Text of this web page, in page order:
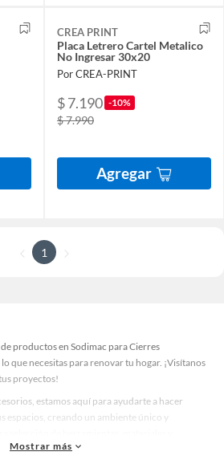
CREA PRINT
Placa Letrero Cartel Metalico
No Ingresar 30x20
Por CREA-PRINT
$ 7.190 -10%
$ 7.990
Agregar
1
productos en Sodimac para Cierres
que necesitas para renovar tu hogar. ¡Visítanos
proyectos!
estamos aquí para ayudarte a hacer
espacios, creando un ambiente único y
a crear un espacio más tú.
Mostrar más